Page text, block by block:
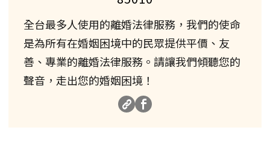
全台最多人使用的離婚法律服務，我們的使命
是為所有在婚姻困境中的民眾提供平價、友
善、專業的離婚法律服務。請讓我們傾聽您的
聲音，走出您的婚姻困境！